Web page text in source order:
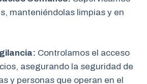
manteniéndolas limpias y en
Controlamos el acceso
asegurando la seguridad de
y personas que operan en el